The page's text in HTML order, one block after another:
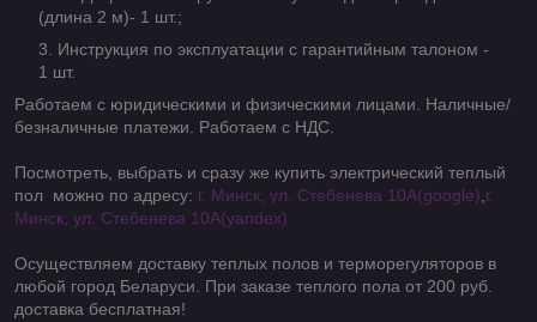
(длина 2 м)- 1 шт.;
Инструкция по эксплуатации с гарантийным талоном -
1 шт.
Работаем с юридическими и физическими лицами. Наличные/
безналичные платежи. Работаем с НДС.
Посмотреть, выбрать и сразу же купить электрический теплый
пол можно по адресу: г. Минск, ул. Стебенева 10А(google) г.
Минск, ул. Стебенева 10А(yandex)
Осуществляем доставку теплых полов и терморегуляторов в
любой город Беларуси. При заказе теплого пола от 200 руб.
доставка бесплатная!